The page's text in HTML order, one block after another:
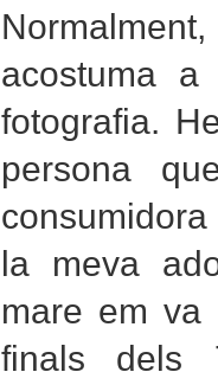
acostuma
fotografia.
persona
la meva
mare em va
finals dels